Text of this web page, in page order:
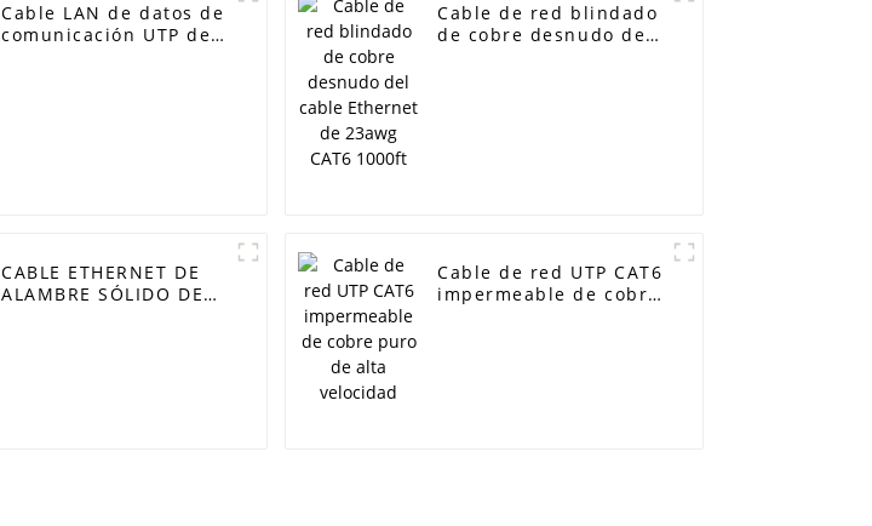
Cable LAN de datos de
comunicación UTP de
Cable de red blindado
de cobre desnudo del
CABLE ETHERNET DE
ALAMBRE SÓLIDO DE
Cable de red UTP CAT6
impermeable de cobre